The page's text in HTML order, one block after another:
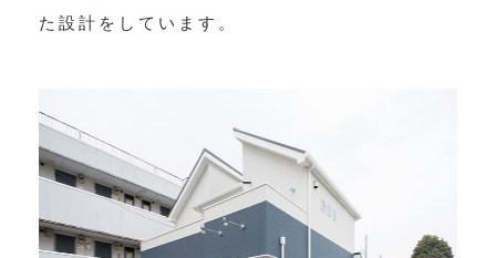
た設計をしています。